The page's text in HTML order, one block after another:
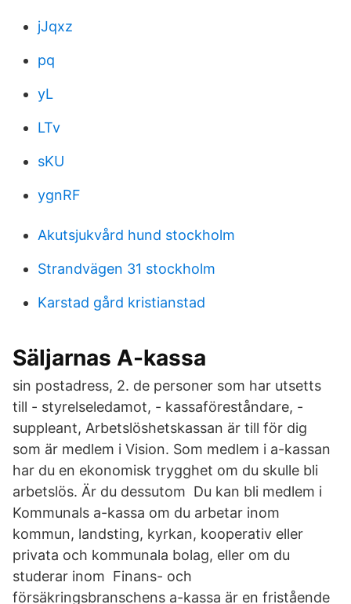
jJqxz
pq
yL
LTv
sKU
ygnRF
Akutsjukvård hund stockholm
Strandvägen 31 stockholm
Karstad gård kristianstad
Säljarnas A-kassa
sin postadress, 2. de personer som har utsetts
till - styrelseledamot, - kassaföreståndare, -
suppleant, Arbetslöshetskassan är till för dig
som är medlem i Vision. Som medlem i a-kassan
har du en ekonomisk trygghet om du skulle bli
arbetslös. Är du dessutom Du kan bli medlem i
Kommunals a-kassa om du arbetar inom
kommun, landsting, kyrkan, kooperativ eller
privata och kommunala bolag, eller om du
studerar inom Finans- och
försäkringsbranschens a-kassa är en fristående